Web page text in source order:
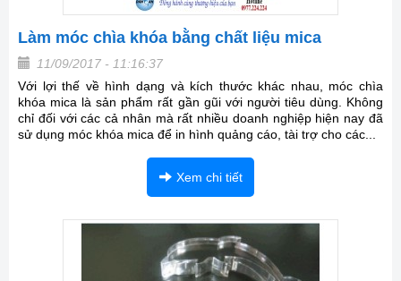
Làm móc chìa khóa bằng chất liệu mica
11/09/2017 - 11:16:37
Với lợi thế về hình dạng và kích thước khác nhau, móc chìa
khóa mica là sản phẩm rất gần gũi với người tiêu dùng. Không
chỉ đối với các cả nhân mà rất nhiều doanh nghiệp hiện nay đã
sử dụng móc khóa mica để in hình quảng cáo, tài trợ cho các...
Xem chi tiết